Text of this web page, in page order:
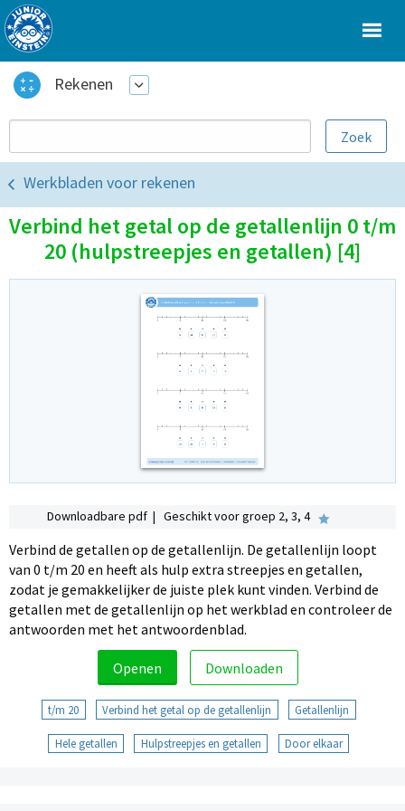
Rekenen
Werkbladen voor rekenen
Verbind het getal op de getallenlijn 0 t/m
20 (hulpstreepjes en getallen) [4]
Downloadbare pdf | Geschikt voor groep 2, 3, 4
Verbind de getallen op de getallenlijn. De getallenlijn loopt
van 0 t/m 20 en heeft als hulp extra streepjes en getallen,
zodat je gemakkelijker de juiste plek kunt vinden. Verbind de
getallen met de getallenlijn op het werkblad en controleer de
antwoorden met het antwoordenblad.
Openen Downloaden
t/m 20 Verbind het getal op de getallenlijn Getallenlijn
Hele getallen Hulpstreepjes en getallen Door elkaar